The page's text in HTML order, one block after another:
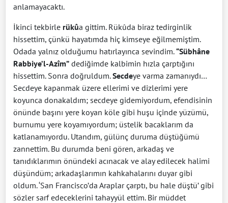
anlamayacaktı.
İkinci tekbirle rükûa gittim. Rükûda biraz tedirginlik
hissettim, çünkü hayatımda hiç kimseye eğilmemiştim.
Odada yalnız olduğumu hatırlayınca sevindim.“Sübhâne
Rabbiye’l-Azîm” dediğimde kalbimin hızla çarptığını
hissettim. Sonra doğruldum.Secdeye varma zamanıydı…
Secdeye kapanmak üzere ellerimi ve dizlerimi yere
koyunca donakaldım; secdeye gidemiyordum, efendisinin
önünde başını yere koyan köle gibi huşu içinde yüzümü,
burnumu yere koyamıyordum; üstelik bacaklarım da
katlanamıyordu. Utandım, gülünç duruma düştüğümü
zannettim. Bu durumda beni gören, arkadaş ve
tanıdıklarımın önündeki acınacak ve alay edilecek halimi
düşündüm; arkadaşlarımın kahkahalarını duyar gibi
oldum. ‘San Francisco’da Araplar çarptı, bu hale düştü’ gibi
sözler sarf edeceklerini tahayyül ettim. Bir müddet